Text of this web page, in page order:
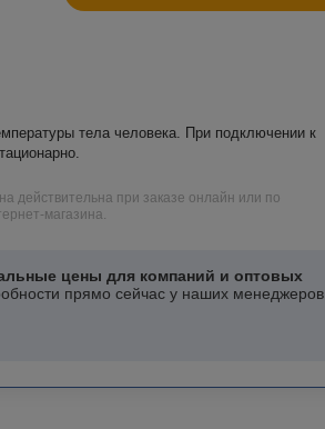
тела человека. При подключении к
действительна при заказе онлайн или по
магазина.
цены для компаний и оптовых
прямо сейчас у наших менеджеров